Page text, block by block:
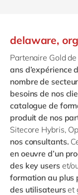
delaware,
Partenaire Gold de
ans d’expérience
nombre de
besoins de nos
catalogue de
produit de nos
Sitecore Hybris,
nos consultants.
en oeuvre d’un
des key userset/
formation au plus
des utilisateurset